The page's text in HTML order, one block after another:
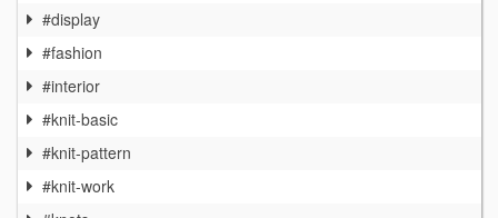
#display
#fashion
#interior
#knit-basic
#knit-pattern
#knit-work